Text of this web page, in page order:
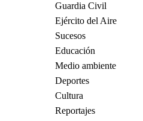
Guardia Civil
Ejército del Aire
Sucesos
Educación
Medio ambiente
Deportes
Cultura
Reportajes